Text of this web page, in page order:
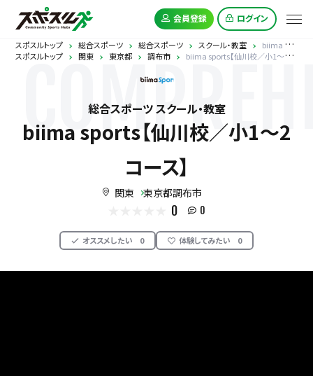
会員登録 ログイン
スポスルトップ 総合スポーツ 総合スポーツ スクール・教室
biima sports【仙川校／小1〜2コース】
スポスルトップ
関東 東京都 調布市 biima sports【仙川校／小1〜2コース】
総合スポーツ スクール・教室
biima sports【仙川校／小1〜2
コース】
関東 東京都調布市
0 0
オススメしたい 0 体験してみたい 0